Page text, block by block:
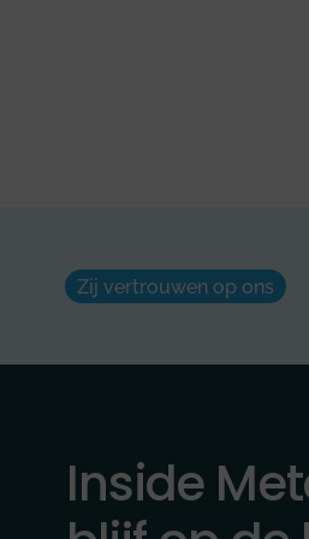
Zij vertrouwen op ons
Inside